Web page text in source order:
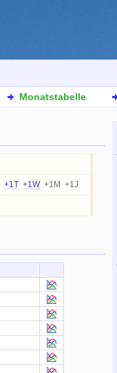
Monatstabelle
+1T +1W +1M +1J